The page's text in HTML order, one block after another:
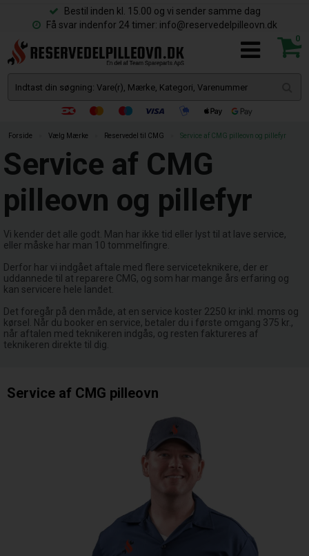
Bestil inden kl. 15.00 og vi sender samme dag
Få svar indenfor 24 timer: info@reservedelpilleovn.dk
0
Forside Vælg Mærke Reservedel til CMG Service af CMG pilleovn og pillefyr
Service af CMG
pilleovn og pillefyr
Vi kender det alle godt. Man har ikke tid eller lyst til at lave service,
eller måske har man 10 tommelfingre.
Derfor har vi indgået aftale med flere serviceteknikere, der er
uddannede til at reparere CMG, og som har mange års erfaring og
kan servicere hele landet.
Det foregår på den måde, at en service koster 2250 kr inkl. moms og
kørsel. Når du booker en service, betaler du i første omgang 375 kr.,
når aftalen med teknikeren indgås, og resten faktureres af
teknikeren direkte til dig.
Service af CMG pilleovn